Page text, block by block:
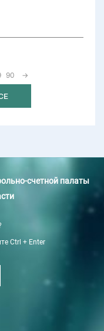
90 →
счетной палаты
Ctrl + Enter